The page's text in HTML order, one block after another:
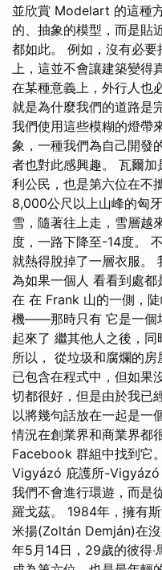
並欣賞 Modelart 的這種
的、抽象的模型，而是貼
都如此。 例如，沒有必
上，這並不會讓建築變
在某種意義上，外行人也
就是為什麼我們的道路
我們使用這些模糊的燈帶
象，一種我們為自己開發
者也對此感興趣。 瓦爾
利公民，也是第六位在不
8,000公尺以上山峰的匈
雪，隨著往上走，雪層越
度，一路下降至-14度。
就熱得脫掉了一層衣服。
為如果一個人 看看到處
在 在 Frank 山的一側，
機——那時只有 它是一個
起來了 繼其他人之後，
所以， 從垃圾和腐爛的
已包含在程式中，但如果
切都很好，但是由於我已
以將幾句話放在一起是一
情況在創業界和商業界都
Facebook 群組中找到它
Vigyázó 庇護所-
我們不會進行環遊，而是
羅戈茲。 1984年，擁有
米揚(Zoltán Demján)在
年5月14日，29歲的彼得